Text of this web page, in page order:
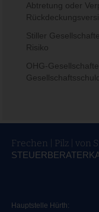
Abtretung oder
Stiller
Risiko
OHG-
Frechen | Pilz | von
Hauptstelle Hürth: